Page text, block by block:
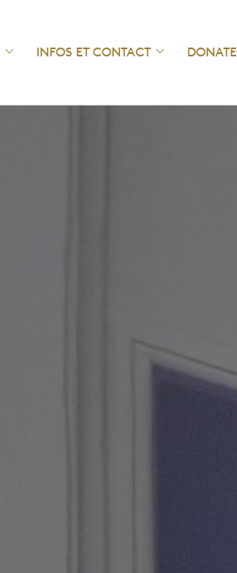
INFOS ET CONTACT DONATE